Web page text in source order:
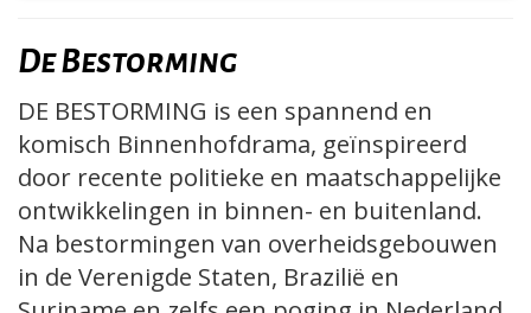
De Bestorming
DE BESTORMING is een spannend en
komisch Binnenhofdrama, geïnspireerd
door recente politieke en maatschappelijke
ontwikkelingen in binnen- en buitenland.
Na bestormingen van overheidsgebouwen
in de Verenigde Staten, Brazilië en